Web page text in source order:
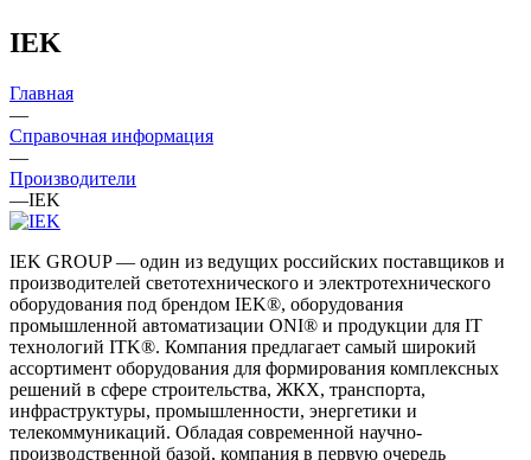
IEK
Главная
—
Справочная информация
—
Производители
—IEK
IEK GROUP — один из ведущих российских поставщиков и
производителей светотехнического и электротехнического
оборудования под брендом IEK®, оборудования
промышленной автоматизации ONI® и продукции для IT
технологий ITK®. Компания предлагает самый широкий
ассортимент оборудования для формирования комплексных
решений в сфере строительства, ЖКХ, транспорта,
инфраструктуры, промышленности, энергетики и
телекоммуникаций. Обладая современной научно-
производственной базой, компания в первую очередь